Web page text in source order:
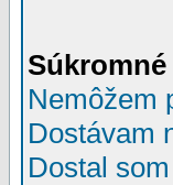
Nemôžem
Dostávam
Dostal